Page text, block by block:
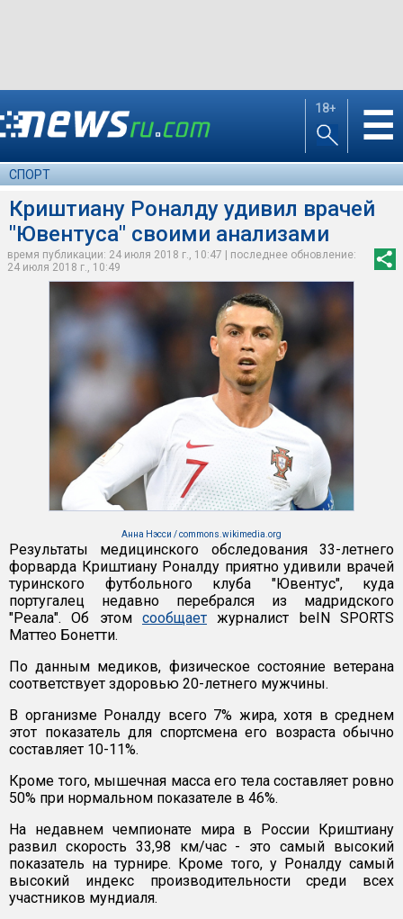
18+ ☰
СПОРТ
Криштиану Роналду удивил врачей
"Ювентуса" своими анализами
время публикации: 24 июля 2018 г., 10:47 | последнее обновление:
24 июля 2018 г., 10:49
Анна Нэсси / commons.wikimedia.org
Результаты медицинского обследования 33-летнего
форварда Криштиану Роналду приятно удивили врачей
туринского футбольного клуба "Ювентус", куда
португалец недавно перебрался из мадридского
"Реала". Об этом сообщает журналист beIN SPORTS
Маттео Бонетти.
По данным медиков, физическое состояние ветерана
соответствует здоровью 20-летнего мужчины.
В организме Роналду всего 7% жира, хотя в среднем
этот показатель для спортсмена его возраста обычно
составляет 10-11%.
Кроме того, мышечная масса его тела составляет ровно
50% при нормальном показателе в 46%.
На недавнем чемпионате мира в России Криштиану
развил скорость 33,98 км/час - это самый высокий
показатель на турнире. Кроме того, у Роналду самый
высокий индекс производительности среди всех
участников мундиаля.